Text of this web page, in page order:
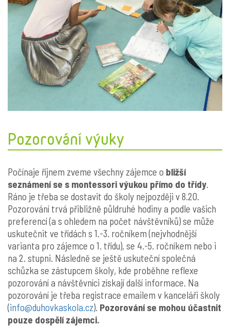
Pozorování výuky
Počínaje říjnem zveme všechny zájemce o bližší
seznámení se s montessori výukou přímo do třídy.
Ráno je třeba se dostavit do školy nejpozději v 8.20.
Pozorování trvá přibližně půldruhé hodiny a podle vašich
preferencí (a s ohledem na počet návštěvníků) se může
uskutečnit ve třídách s 1.-3. ročníkem (nejvhodnější
varianta pro zájemce o 1. třídu), se 4.-5. ročníkem nebo i
na 2. stupni. Následně se ještě uskuteční společná
schůzka se zástupcem školy, kde proběhne reflexe
pozorování a návštěvníci získají další informace. Na
pozorování je třeba registrace emailem v kanceláři školy
(info@duhovkaskola.cz). Pozorování se mohou účastnit
pouze dospělí zájemci.